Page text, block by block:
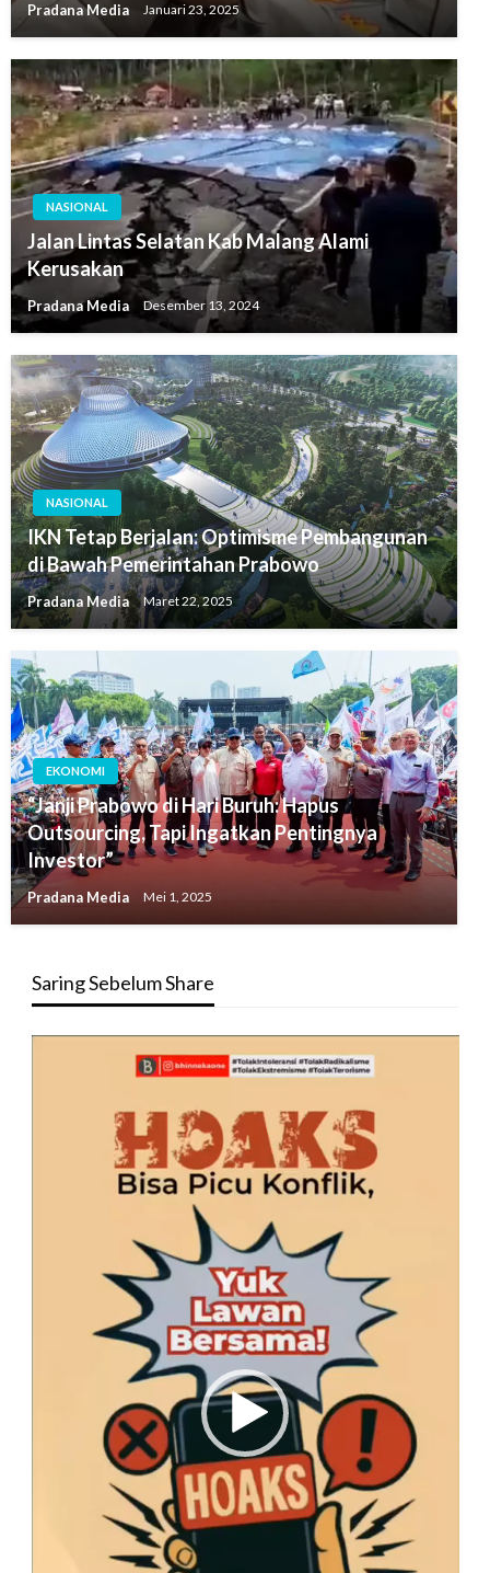
Pradana Media Januari 23, 2025
NASIONAL
Jalan Lintas Selatan Kab Malang Alami
Kerusakan
Pradana Media Desember 13, 2024
NASIONAL
IKN Tetap Berjalan: Optimisme Pembangunan
di Bawah Pemerintahan Prabowo
Pradana Media Maret 22, 2025
EKONOMI
“Janji Prabowo di Hari Buruh: Hapus
Outsourcing, Tapi Ingatkan Pentingnya
Investor”
Pradana Media Mei 1, 2025
Saring Sebelum Share